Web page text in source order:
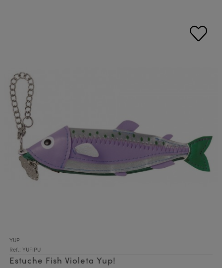
YUP
Ref.: YUFIPU
Estuche Fish Violeta Yup!